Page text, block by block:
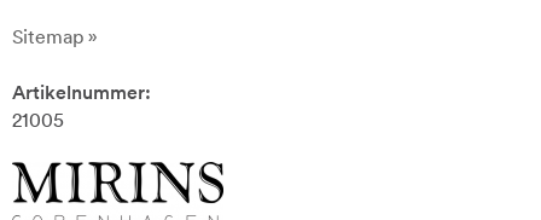
Sitemap »
Artikelnummer:
21005